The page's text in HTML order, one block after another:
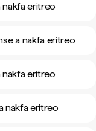
nakfa eritreo
a nakfa eritreo
eritreo
nakfa eritreo